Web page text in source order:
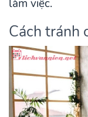
làm việc.
Cách tránh